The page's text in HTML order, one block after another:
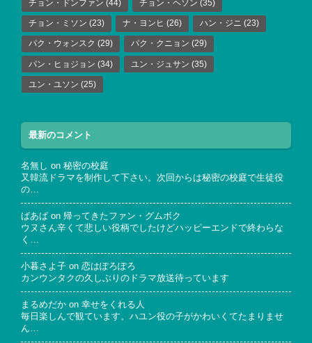
チョン・ドンファン (44) チョン・ヘソン (35)
チョン・ミソン (23) ナ・ヨンヒ (26) ハン・ジニ (23)
パク・ウォンスク (29) パク・クニョン (29)
パン・ヒョジョン (34) ユン・ジュサン (35)
ユン・ユソン (25)
最新のコメント
名無し on 秘密の校庭
又韓流ドラマを制作して下さい。次回からは秘密の校庭で生徒役
の…
ばあば on 帰ってきたファン・グムボク
ウヌさん辛くて悲しい役柄でしたけどハッピーエンドで終わらな
く…
小暮さよ子 on 恋はぽろぽろ
カンウンタクの久しぶりのドラマ放送待っています
まるめだか on 幸せをくれる人
毎日楽しんで観ています。ハユン役の子がかわいくてたまりませ
ん…